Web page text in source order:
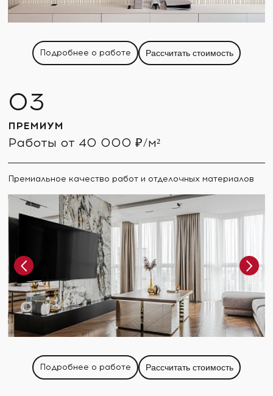
Подробнее о работе Рассчитать стоимость
ПРЕМИУМ
Работы от 40 000 ₽/м²
Премиальное качество работ и отделочных материалов
Подробнее о работе Рассчитать стоимость